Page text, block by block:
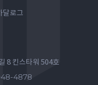
달로그
8 킨스타워 504호
4878